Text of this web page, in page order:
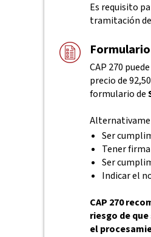
Es requisito
tramitación
CAP 270
precio de
formulario de
Ser
Tener
Ser
Indicar el
CAP 270
riesgo de
el